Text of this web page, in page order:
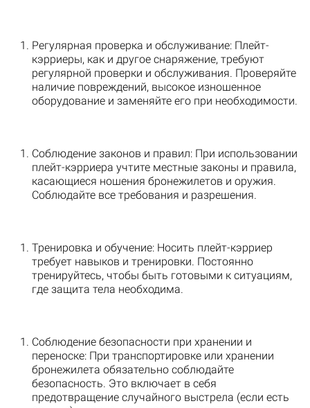
Регулярная проверка и обслуживание: Плейт-
кэрриеры, как и другое снаряжение, требуют
регулярной проверки и обслуживания. Проверяйте
наличие повреждений, высокое изношенное
оборудование и заменяйте его при необходимости.
Соблюдение законов и правил: При использовании
плейт-кэрриера учтите местные законы и правила,
касающиеся ношения бронежилетов и оружия.
Соблюдайте все требования и разрешения.
Тренировка и обучение: Носить плейт-кэрриер
требует навыков и тренировки. Постоянно
тренируйтесь, чтобы быть готовыми к ситуациям,
где защита тела необходима.
Соблюдение безопасности при хранении и
переноске: При транспортировке или хранении
бронежилета обязательно соблюдайте
безопасность. Это включает в себя
предотвращение случайного выстрела (если есть